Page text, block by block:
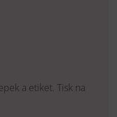
a etiket. Tisk na